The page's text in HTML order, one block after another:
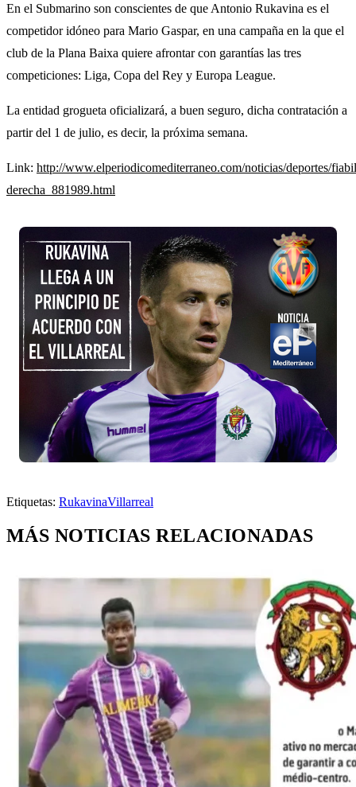
En el Submarino son conscientes de que Antonio Rukavina es el
competidor idóneo para Mario Gaspar, en una campaña en la que el
club de la Plana Baixa quiere afrontar con garantías las tres
competiciones: Liga, Copa del Rey y Europa League.
La entidad grogueta oficializará, a buen seguro, dicha contratación a
partir del 1 de julio, es decir, la próxima semana.
Link: http://www.elperiodicomediterraneo.com/noticias/deportes/
derecha_881989.html
Etiquetas: RukavinaVillarreal
MÁS NOTICIAS RELACIONADAS